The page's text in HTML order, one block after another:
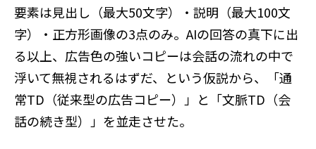
要素は見出し（最大50文字）・説明（最大100文
字）・正方形画像の3点のみ。AIの回答の真下に出
る以上、広告色の強いコピーは会話の流れの中で
浮いて無視されるはずだ、という仮説から、「通
常TD（従来型の広告コピー）」と「文脈TD（会
話の続き型）」を並走させた。